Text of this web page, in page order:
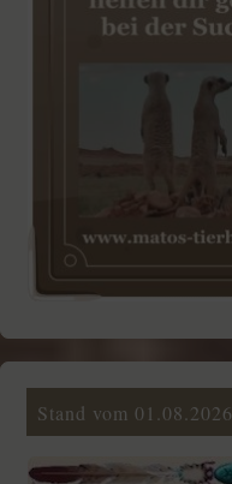
Stand vom 01.08.2026